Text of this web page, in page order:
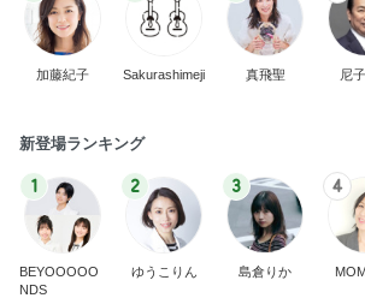
加藤紀子 Sakurashimeji 真飛聖 尼
新登場ランキング
1
BEYOOOOO
NDS
2
ゆうこりん
3
島倉りか
4